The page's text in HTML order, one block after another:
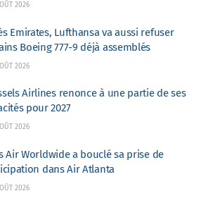
2026
Emirates, Lufthansa va aussi refuser
Boeing 777-9 déjà assemblés
2026
Airlines renonce à une partie de ses
pour 2027
2026
Air Worldwide a bouclé sa prise de
dans Air Atlanta
2026